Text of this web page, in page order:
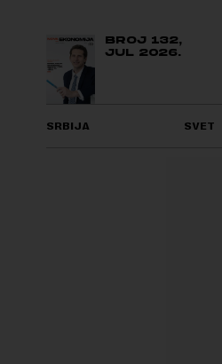
BROJ 132,
JUL 2026.
SRBIJA SVET